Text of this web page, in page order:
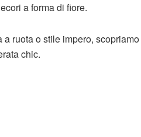
a forma di fiore.
a ruota o stile impero,
chic.